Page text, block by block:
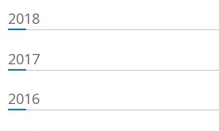
2018
2017
2016